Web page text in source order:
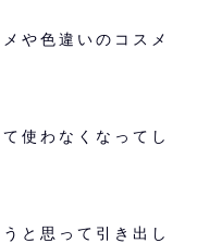
や色違いのコスメ
使わなくなってし
と思って引き出し